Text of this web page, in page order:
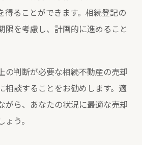
得ることができます。相続登記の
限を考慮し、計画的に進めること
の判断が必要な相続不動産の売却
相談することをお勧めします。適
がら、あなたの状況に最適な売却
う。